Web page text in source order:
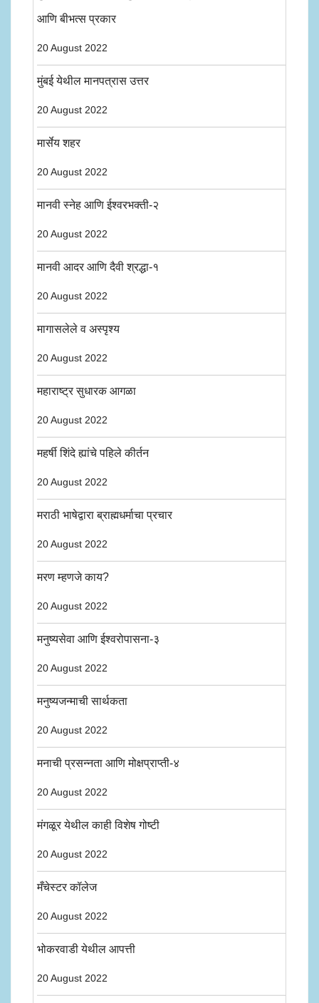
आणि बीभत्स प्रकार
20 August 2022
मुंबई येथील मानपत्रास उत्तर
20 August 2022
मार्सेय शहर
20 August 2022
मानवी स्नेह आणि ईश्वरभक्ती-२
20 August 2022
मानवी आदर आणि दैवी श्रद्धा-१
20 August 2022
मागासलेले व अस्पृश्य
20 August 2022
महाराष्ट्र सुधारक आगळा
20 August 2022
महर्षी शिंदे ह्यांचे पहिले कीर्तन
20 August 2022
मराठी भाषेद्वारा ब्राह्मधर्माचा प्रचार
20 August 2022
मरण म्हणजे काय?
20 August 2022
मनुष्यसेवा आणि ईश्वरोपासना-३
20 August 2022
मनुष्यजन्माची सार्थकता
20 August 2022
मनाची प्रसन्नता आणि मोक्षप्राप्ती-४
20 August 2022
मंगळूर येथील काही विशेष गोष्टी
20 August 2022
मँचेस्टर कॉलेज
20 August 2022
भोकरवाडी येथील आपत्ती
20 August 2022